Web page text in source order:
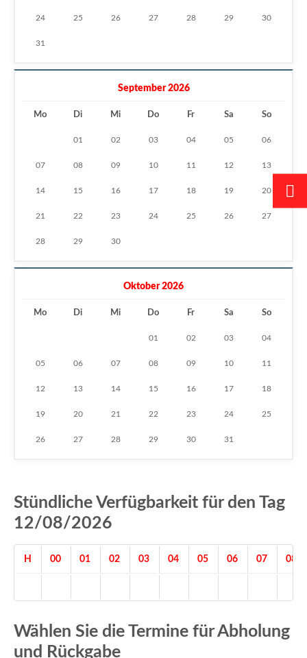
24 25 26 27 28 29 30
31
September 2026
Mo Di Mi Do Fr Sa So
01 02 03 04 05 06
07 08 09 10 11 12 13
14 15 16 17 18 19 20
21 22 23 24 25 26 27
28 29 30
Oktober 2026
Mo Di Mi Do Fr Sa So
01 02 03 04
05 06 07 08 09 10 11
12 13 14 15 16 17 18
19 20 21 22 23 24 25
26 27 28 29 30 31
Stündliche Verfügbarkeit für den Tag
12/08/2026
H 00 01 02 03 04 05 06 07 08
Wählen Sie die Termine für Abholung
und Rückgabe